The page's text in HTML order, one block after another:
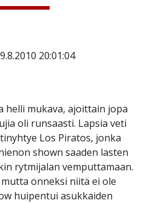
20:01:04
helli mukava, ajoittain jopa
oli runsaasti. Lapsia veti
Los Piratos, jonka
shown saaden lasten
rytmijalan vemputtamaan.
onneksi niitä ei ole
huipentui asukkaiden